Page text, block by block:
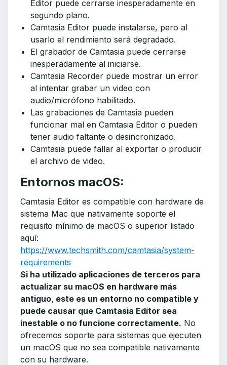
Editor puede cerrarse inesperadamente en
segundo plano.
Camtasia Editor puede instalarse, pero al
usarlo el rendimiento será degradado.
El grabador de Camtasia puede cerrarse
inesperadamente al iniciarse.
Camtasia Recorder puede mostrar un error
al intentar grabar un video con
audio/micrófono habilitado.
Las grabaciones de Camtasia pueden
funcionar mal en Camtasia Editor o pueden
tener audio faltante o desincronizado.
Camtasia puede fallar al exportar o producir
el archivo de video.
Entornos macOS:
Camtasia Editor es compatible con hardware de
sistema Mac que nativamente soporte el
requisito mínimo de macOS o superior listado
aquí:
https://www.techsmith.com/camtasia/system-
requirements
Si ha utilizado aplicaciones de terceros para
actualizar su macOS en hardware más
antiguo, este es un entorno no compatible y
puede causar que Camtasia Editor sea
inestable o no funcione correctamente. No
ofrecemos soporte para sistemas que ejecuten
un macOS que no sea compatible nativamente
con su hardware.